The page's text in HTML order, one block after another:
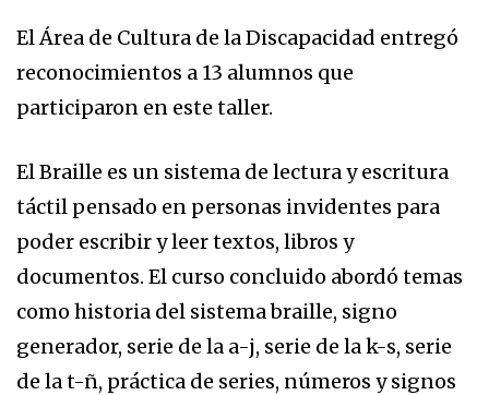
El Área de Cultura de la Discapacidad entregó
reconocimientos a 13 alumnos que
participaron en este taller.
El Braille es un sistema de lectura y escritura
táctil pensado en personas invidentes para
poder escribir y leer textos, libros y
documentos. El curso concluido abordó temas
como historia del sistema braille, signo
generador, serie de la a-j, serie de la k-s, serie
de la t-ñ, práctica de series, números y signos